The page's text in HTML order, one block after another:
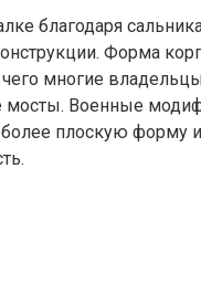
благодаря
Форма
многие
мосты. Военные
более плоскую форму